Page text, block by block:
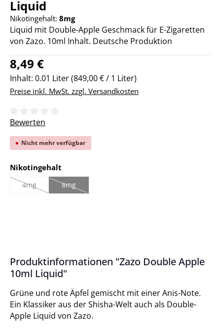
Liquid
Nikotingehalt: 8mg
Liquid mit Double-Apple Geschmack für E-Zigaretten
von Zazo. 10ml Inhalt. Deutsche Produktion
Regulärer Preis:
8,49 €
Inhalt: 0.01 Liter(849,00 € / 1 Liter)
Preise inkl. MwSt. zzgl. Versandkosten
Durchschnittliche Bewertung von 0 von 5 Sternen
Bewerten
Nicht mehr verfügbar
Nikotingehalt
4mg
(Diese Option ist zurzeit nicht verfügbar.)
8mg
(Diese Option ist zurzeit nicht verfügbar.)
Produktinformationen "Zazo Double Apple
10ml Liquid"
Grüne und rote Äpfel gemischt mit einer Anis-Note.
Ein Klassiker aus der Shisha-Welt auch als Double-
Apple Liquid von Zazo.